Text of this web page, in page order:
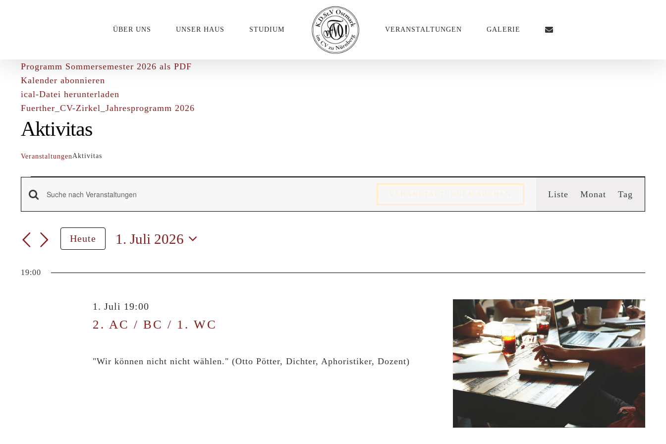
ÜBER UNS UNSER HAUS STUDIUM VERANSTALTUNGEN GALERIE
Programm Sommersemester 2026 als PDF
Kalender abonnieren
ical-Datei herunterladen
Fuerther_CV-Zirkel_Jahresprogramm 2026
Aktivitas
VeranstaltungenAktivitas
Veranstaltungen
für
1.
Veranstaltungen
Suche
und
Ansichten,
Navigation
Bitte
Schlüsselwort
Suche
Veranstaltungen
VERANSTALTUNGEN SUCHEN Liste Monat Tag
Heute
1. Juli 2026
wählen.
19:00
2. AC / BC / 1. WC
1. Juli 19:00
"Wir können nicht nicht wählen." (Otto Pötter, Dichter, Aphoristiker, Dozent)